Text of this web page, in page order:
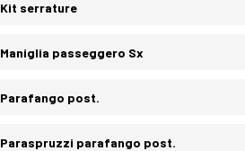
Kit serrature
Maniglia passeggero Sx
Parafango post.
Paraspruzzi parafango post.